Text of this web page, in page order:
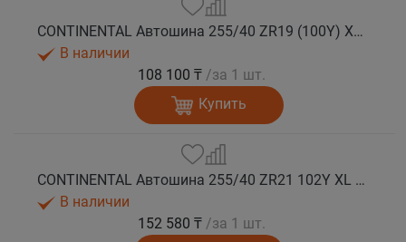
CONTINENTAL Автошина 255/40 ZR19 (100Y) XL FR SportContact 7 лето
В наличии
108 100 ₸ /за 1 шт.
Купить
CONTINENTAL Автошина 255/40 ZR21 102Y XL FR SportContact 7 лето
В наличии
152 580 ₸ /за 1 шт.